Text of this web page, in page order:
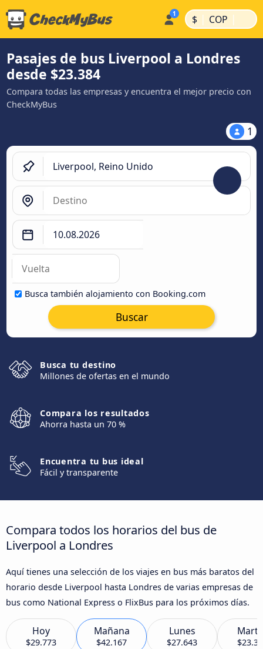
$ | COP |
Pasajes de bus Liverpool a Londres
desde $23.384
Compara todas las empresas y encuentra el mejor precio con
CheckMyBus
1
Busca también alojamiento con Booking.com
Buscar
Busca tu destino
Millones de ofertas en el mundo
Compara los resultados
Ahorra hasta un 70 %
Encuentra tu bus ideal
Fácil y transparente
Compara todos los horarios del bus de
Liverpool a Londres
Aquí tienes una selección de los viajes en bus más baratos del
horario desde Liverpool hasta Londres de varias empresas de
bus como National Express o FlixBus para los próximos días.
Hoy
$29.773
Mañana
$42.167
Lunes
$27.643